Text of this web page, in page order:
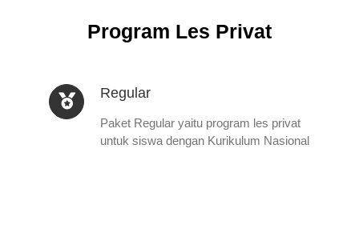
Program Les Privat
Regular
Paket Regular yaitu program les privat
untuk siswa dengan Kurikulum Nasional